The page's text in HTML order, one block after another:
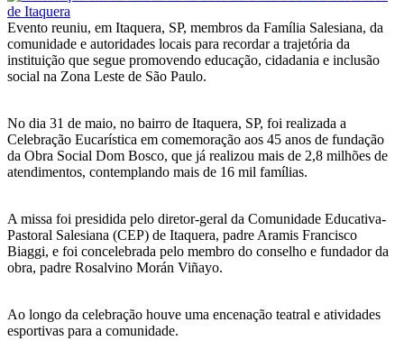
Evento reuniu, em Itaquera, SP, membros da Família Salesiana, da
comunidade e autoridades locais para recordar a trajetória da
instituição que segue promovendo educação, cidadania e inclusão
social na Zona Leste de São Paulo.
No dia 31 de maio, no bairro de Itaquera, SP, foi realizada a
Celebração Eucarística em comemoração aos 45 anos de fundação
da Obra Social Dom Bosco, que já realizou mais de 2,8 milhões de
atendimentos, contemplando mais de 16 mil famílias.
A missa foi presidida pelo diretor-geral da Comunidade Educativa-
Pastoral Salesiana (CEP) de Itaquera, padre Aramis Francisco
Biaggi, e foi concelebrada pelo membro do conselho e fundador da
obra, padre Rosalvino Morán Viñayo.
Ao longo da celebração houve uma encenação teatral e atividades
esportivas para a comunidade.